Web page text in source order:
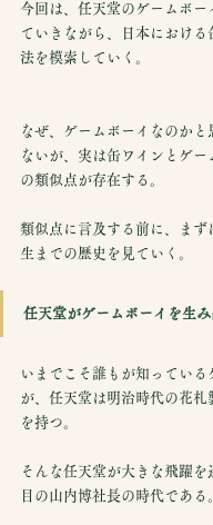
今回は、任天堂のゲームボー
ていきながら、日本における
法を模索していく。
なぜ、ゲームボーイなのかと
ないが、実は缶ワインとゲー
の類似点が存在する。
類似点に言及する前に、まず
生までの歴史を見ていく。
任天堂がゲームボーイを生
いまでこそ誰もが知っている
が、任天堂は明治時代の花札
を持つ。
そんな任天堂が大きな飛躍
目の山内博社長の時代である